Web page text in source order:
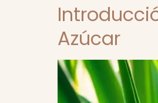
Azúcar